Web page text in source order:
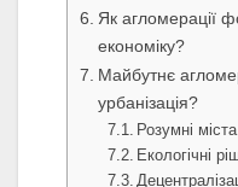
Як агломерації
економіку?
Майбутнє
урбанізація?
Розумні міста
Екологічні